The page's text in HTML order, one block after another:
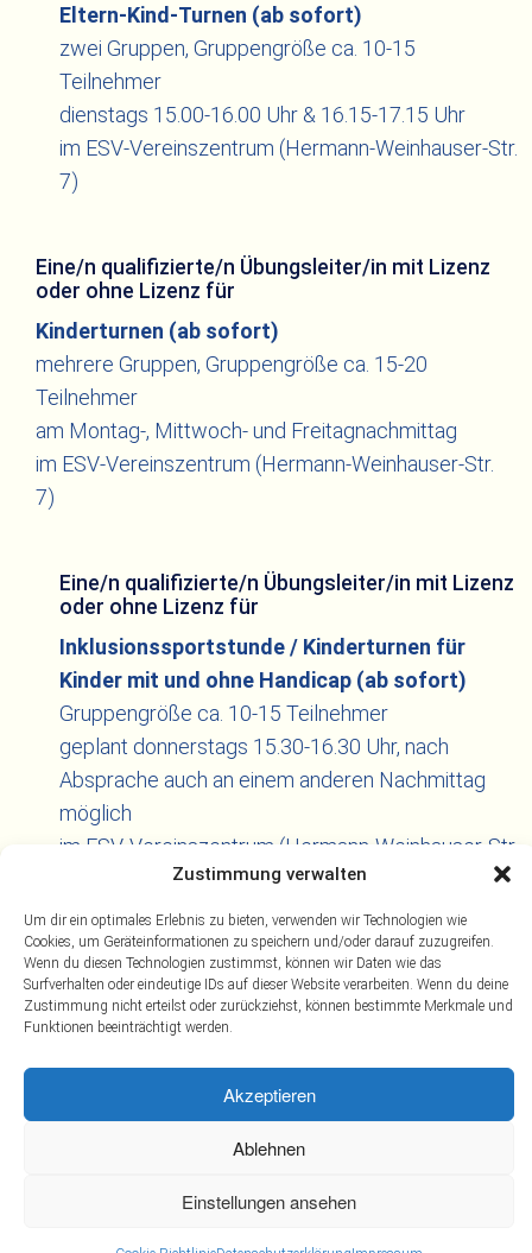
Zustimmung verwalten
Um dir ein optimales Erlebnis zu bieten, verwenden wir Technologien wie
Cookies, um Geräteinformationen zu speichern und/oder darauf zuzugreifen.
Wenn du diesen Technologien zustimmst, können wir Daten wie das
Surfverhalten oder eindeutige IDs auf dieser Website verarbeiten. Wenn du deine
Zustimmung nicht erteilst oder zurückziehst, können bestimmte Merkmale und
Funktionen beeinträchtigt werden.
Akzeptieren
Ablehnen
Einstellungen ansehen
Eltern-Kind-Turnen (ab sofort)
zwei Gruppen, Gruppengröße ca. 10-15
Teilnehmer
dienstags 15.00-16.00 Uhr & 16.15-17.15 Uhr
im ESV-Vereinszentrum (Hermann-Weinhauser-Str.
7)
Eine/n qualifizierte/n Übungsleiter/in mit Lizenz
oder ohne Lizenz für
Kinderturnen (ab sofort)
mehrere Gruppen, Gruppengröße ca. 15-20
Teilnehmer
am Montag-, Mittwoch- und Freitagnachmittag
im ESV-Vereinszentrum (Hermann-Weinhauser-Str.
7)
Eine/n qualifizierte/n Übungsleiter/in mit Lizenz
oder ohne Lizenz für
Inklusionssportstunde / Kinderturnen für
Kinder mit und ohne Handicap (ab sofort)
Gruppengröße ca. 10-15 Teilnehmer
geplant donnerstags 15.30-16.30 Uhr, nach
Absprache auch an einem anderen Nachmittag
möglich
im ESV-Vereinszentrum (Hermann-Weinhauser-Str.
Impressum
Datenschutz
© 2026 ESV München-Ost e.V.